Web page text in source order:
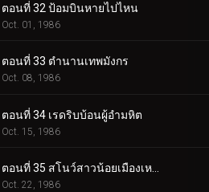
ตอนที่ 32 ป้อมบินหายไปไหน
Oct. 01, 1986
ตอนที่ 33 ตำนานเทพมังกร
Oct. 08, 1986
ตอนที่ 34 เรดริบบ้อนผู้อำมหิต
Oct. 15, 1986
ตอนที่ 35 สโนว์สาวน้อยเมืองเหนือ
Oct. 22, 1986